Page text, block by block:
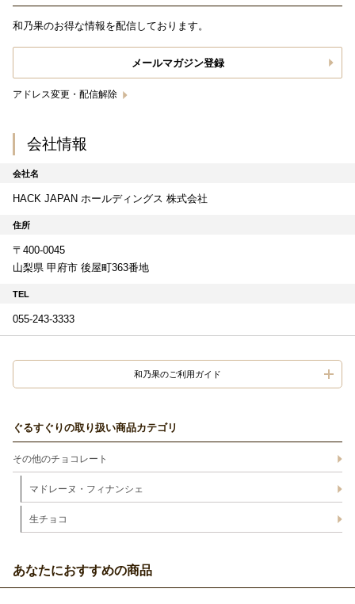
和乃果のお得な情報を配信しております。
メールマガジン登録
アドレス変更・配信解除
会社情報
会社名
HACK JAPAN ホールディングス 株式会社
住所
〒400-0045
山梨県 甲府市 後屋町363番地
TEL
055-243-3333
和乃果のご利用ガイド
ぐるすぐりの取り扱い商品カテゴリ
その他のチョコレート
マドレーヌ・フィナンシェ
生チョコ
あなたにおすすめの商品